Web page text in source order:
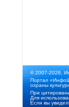
© 2007-2026,
Портал
охраны
При
Для
Если вы